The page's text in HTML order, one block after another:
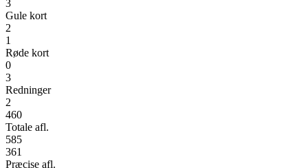
3
Gule kort
2
1
Røde kort
0
3
Redninger
2
460
Totale afl.
585
361
Præcise afl.